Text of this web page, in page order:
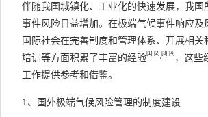
伴随我国城镇化、工业化的快速发展，我国
事件风险日益增加。在极端气候事件响应及
国际社会在完善制度和管理体系、开展相关
培训等方面积累了丰富的经验[1] ,[2] ,[3] ,[4] ，这些
工作提供参考和借鉴。
1、国外极端气候风险管理的制度建设